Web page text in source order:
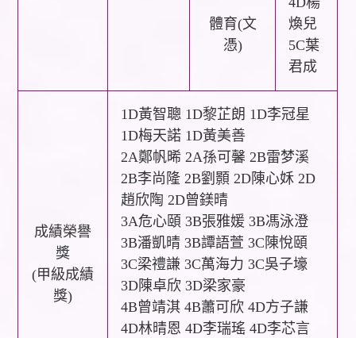
體育(文
憑)
煥兒
5C葉
君成
成績榮譽
獎
(甲級成績
獎)
1D黃智聰 1D黎芷朗 1D李冠星
1D梅天諾 1D黃美善
2A鄭帆晞 2A孫可馨 2B雷梦溪
2B李尚隆 2B劉顥 2D陳心姀 2D
趙欣陶 2D曾鎂晴
3A危心頤 3B張雅媛 3B馮泳澄
3B潘凱晴 3B譚語萱 3C陳悅頤
3C梁禮謙 3C萬海力 3C吳子壕
3D陳卓欣 3D梁家豪
4B曾靖淇 4B蕭可欣 4D方子謙
4D林晴恩 4D李瑞瑤 4D李芯言